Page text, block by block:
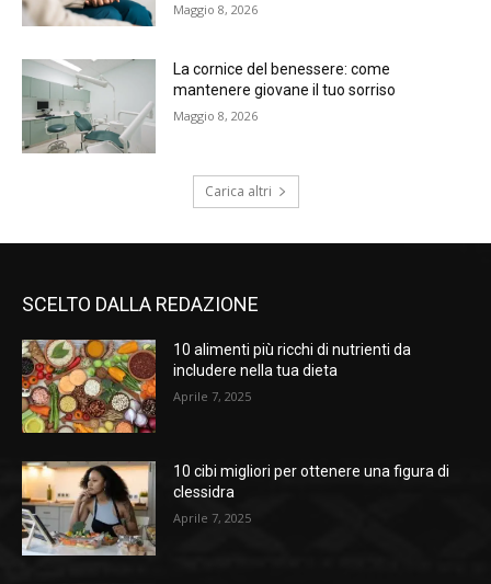
Maggio 8, 2026
La cornice del benessere: come
mantenere giovane il tuo sorriso
Maggio 8, 2026
Carica altri
SCELTO DALLA REDAZIONE
10 alimenti più ricchi di nutrienti da
includere nella tua dieta
Aprile 7, 2025
10 cibi migliori per ottenere una figura di
clessidra
Aprile 7, 2025